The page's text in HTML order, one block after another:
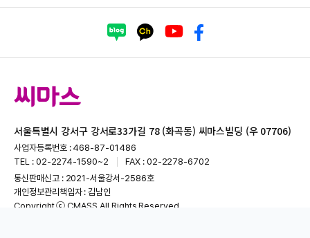
서울특별시 강서구 강서로33가길 78 (화곡동) 씨마스빌딩 (우 07706)
사업자등록번호 : 468-87-01486
TEL : 02-2274-1590~2
FAX : 02-2278-6702
통신판매신고 : 2021-서울강서-2586호
개인정보관리책임자 : 김남인
Copyright ⓒ CMASS All Rights Reserved